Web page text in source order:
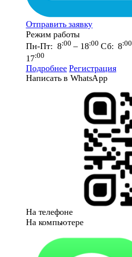
Отправить заявку
Режим работы
Пн-Пт: 8:00 – 18:00 Сб: 8:00
17:00
Подробнее Регистрация
Написать в WhatsApp
На телефоне
На компьютере